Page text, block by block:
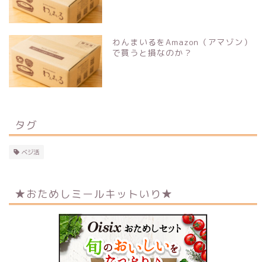
わんまいるをAmazon（アマゾン）
で買うと損なのか？
タグ
ベジ活
★おためしミールキットいり★